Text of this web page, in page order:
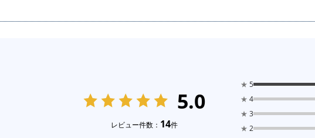
5.0
レビュー件数： 14件
★ 5
★ 4
★ 3
★ 2